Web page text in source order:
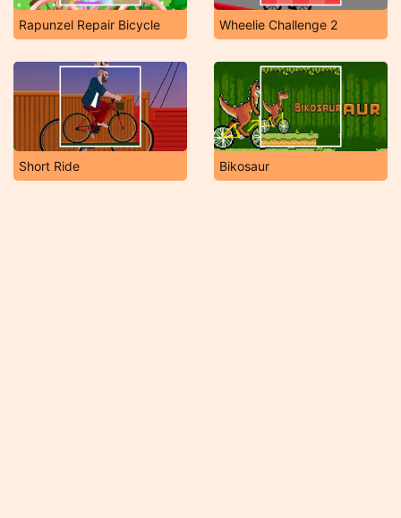
Rapunzel Repair Bicycle Wheelie Challenge 2
Short Ride Bikosaur